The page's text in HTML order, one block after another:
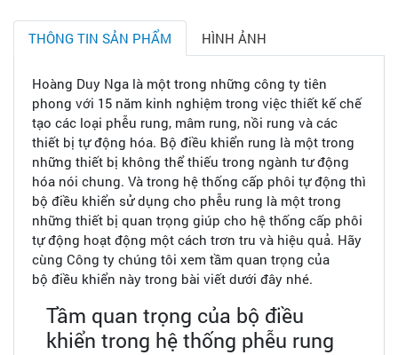
THÔNG TIN SẢN PHẨM HÌNH ẢNH
Hoàng Duy Nga là một trong những công ty tiên
phong với 15 năm kinh nghiệm trong việc thiết kế chế
tạo các loại phễu rung, mâm rung, nồi rung và các
thiết bị tự động hóa. Bộ điều khiển rung là một trong
những thiết bị không thể thiếu trong ngành tư động
hóa nói chung. Và trong hệ thống cấp phôi tự động thì
bộ điều khiển sử dụng cho phễu rung là một trong
những thiết bị quan trọng giúp cho hệ thống cấp phôi
tự động hoạt động một cách trơn tru và hiệu quả. Hãy
cùng Công ty chúng tôi xem tầm quan trọng của
bộ điều khiển này trong bài viết dưới đây nhé.
Tầm quan trọng của bộ điều
khiển trong hệ thống phễu rung